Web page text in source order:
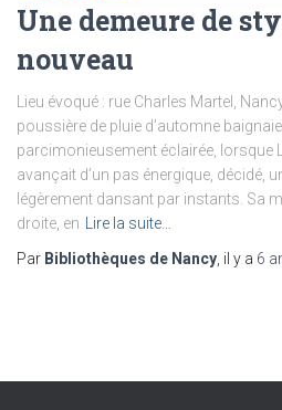
Une demeure de
nouveau
Lieu évoqué : rue Charles Martel,
poussière de pluie d’automne
parcimonieusement éclairée, lorsque
avançait d’un pas énergique, décidé,
légèrement dansant par instants. Sa
droite, en
Lire la suite…
Par Bibliothèques de Nancy , il y a 6